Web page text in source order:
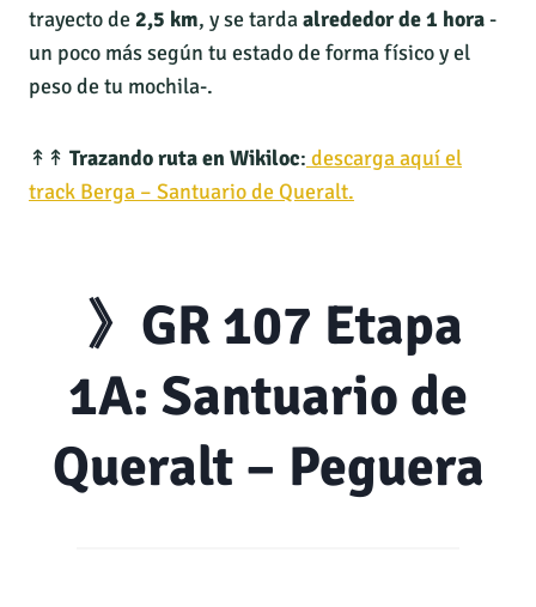
trayecto de 2,5 km, y se tardaalrededor de 1 hora-
un poco más según tu estado de forma físico y el
peso de tu mochila-.
↟↟ Trazando ruta en Wikiloc: descarga aquí el
track Berga – Santuario de Queralt.
》GR 107 Etapa
1A: Santuario de
Queralt – Peguera